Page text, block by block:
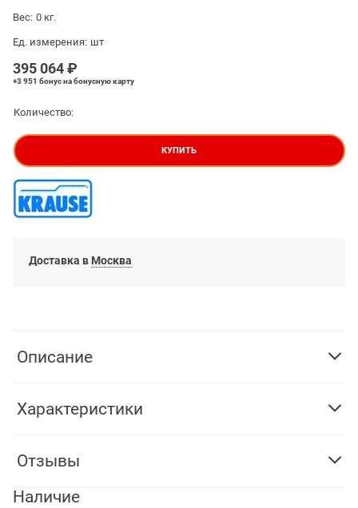
Вес: 0 кг.
Ед. измерения: шт
395 064 ₽
+3 951 бонусна бонусную карту
Количество:
КУПИТЬ
Доставка в Москва
Описание
Характеристики
Отзывы
Наличие